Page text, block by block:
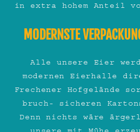
in extra hohem Anteil
MODERNSTE
Alle unsere Eier
modernen Eierhalle
Frechener Hofgelände
bruch- sicheren
Denn nichts wäre